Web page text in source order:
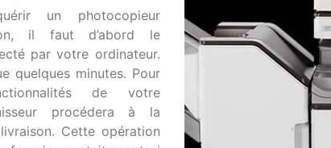
un photocopieur
il faut d’abord le
par votre ordinateur.
quelques minutes. Pour
de votre
procédera à la
Cette opération